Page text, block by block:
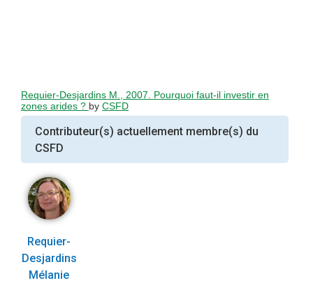
Requier-Desjardins M., 2007. Pourquoi faut-il investir en
zones arides ? by CSFD
Contributeur(s) actuellement membre(s) du
CSFD
Requier-
Desjardins
Mélanie